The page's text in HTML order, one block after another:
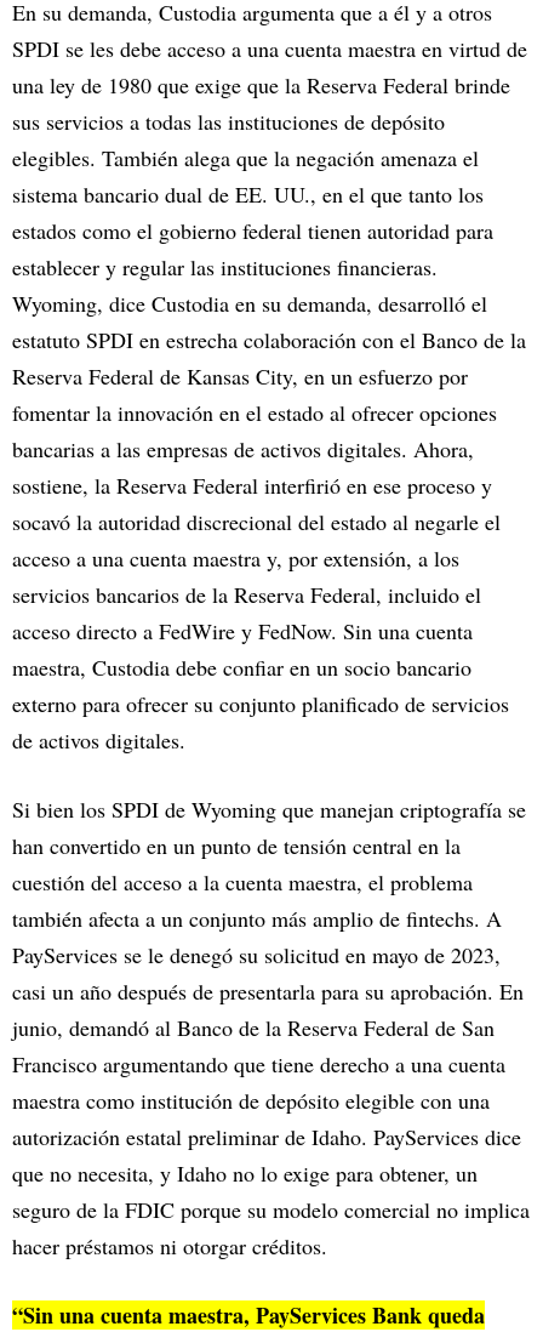
En su demanda, Custodia argumenta que a él y a otros
SPDI se les debe acceso a una cuenta maestra en virtud de
una ley de 1980 que exige que la Reserva Federal brinde
sus servicios a todas las instituciones de depósito
elegibles. También alega que la negación amenaza el
sistema bancario dual de EE. UU., en el que tanto los
estados como el gobierno federal tienen autoridad para
establecer y regular las instituciones financieras.
Wyoming, dice Custodia en su demanda, desarrolló el
estatuto SPDI en estrecha colaboración con el Banco de la
Reserva Federal de Kansas City, en un esfuerzo por
fomentar la innovación en el estado al ofrecer opciones
bancarias a las empresas de activos digitales. Ahora,
sostiene, la Reserva Federal interfirió en ese proceso y
socavó la autoridad discrecional del estado al negarle el
acceso a una cuenta maestra y, por extensión, a los
servicios bancarios de la Reserva Federal, incluido el
acceso directo a FedWire y FedNow. Sin una cuenta
maestra, Custodia debe confiar en un socio bancario
externo para ofrecer su conjunto planificado de servicios
de activos digitales.
Si bien los SPDI de Wyoming que manejan criptografía se
han convertido en un punto de tensión central en la
cuestión del acceso a la cuenta maestra, el problema
también afecta a un conjunto más amplio de fintechs. A
PayServices se le denegó su solicitud en mayo de 2023,
casi un año después de presentarla para su aprobación. En
junio, demandó al Banco de la Reserva Federal de San
Francisco argumentando que tiene derecho a una cuenta
maestra como institución de depósito elegible con una
autorización estatal preliminar de Idaho. PayServices dice
que no necesita, y Idaho no lo exige para obtener, un
seguro de la FDIC porque su modelo comercial no implica
hacer préstamos ni otorgar créditos.
“Sin una cuenta maestra, PayServices Bank queda